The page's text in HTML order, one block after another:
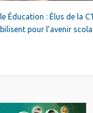
Éducation : Élus de la
pour l’avenir